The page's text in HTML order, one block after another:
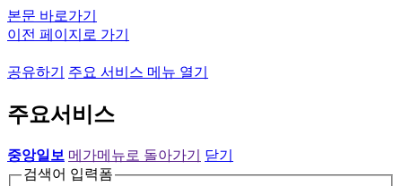
본문 바로가기
이전 페이지로 가기
공유하기 주요 서비스 메뉴 열기
주요서비스
중앙일보 메가메뉴로 돌아가기
닫기
검색어 입력폼